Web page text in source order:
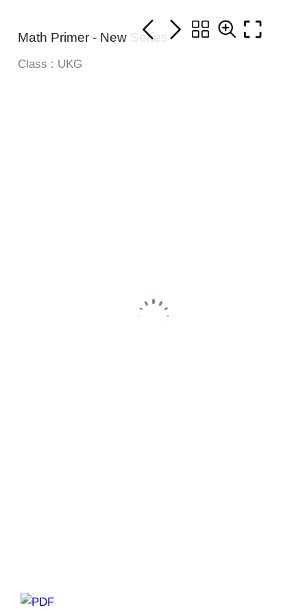
Math Primer - New Series
Class : UKG